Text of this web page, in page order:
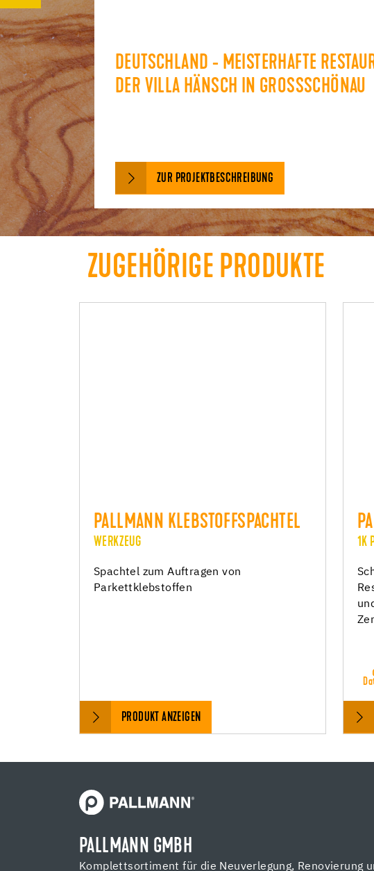
DEUTSCHLAND - MEISTERHAFTE
DER VILLA HÄNSCH IN GROSSSCHÖNAU
ZUR PROJEKTBESCHREIBUNG
ZUGEHÖRIGE PRODUKTE
PALLMANN KLEBSTOFFSPACHTEL
WERKZEUG
Spachtel zum Auftragen von
Parkettklebstoffen
PRODUKT ANZEIGEN
1K
PALLMANN GMBH
Komplettsortiment für die Neuverlegung, Renovierung